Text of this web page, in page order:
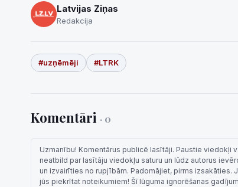
Latvijas Ziņas
Redakcija
#uzņēmēji #LTRK
Komentāri · 0
Uzmanību! Komentārus publicē lasītāji. Paustie viedokļi
neatbild par lasītāju viedokļu saturu un lūdz autorus
un izvairīties no rupjībām. Padomājiet, pirms
jūs piekrītat noteikumiem! Šī lūguma ignorēšanas